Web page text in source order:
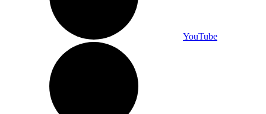
YouTube